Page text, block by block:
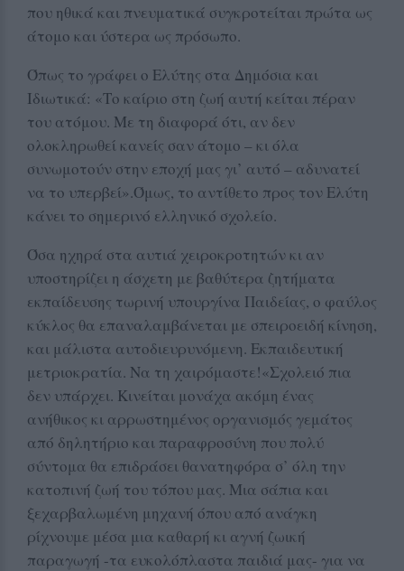
που ηθικά και πνευματικά συγκροτείται πρώτα ως
άτομο και ύστερα ως πρόσωπο.
Όπως το γράφει ο Ελύτης στα Δημόσια και
Ιδιωτικά: «Το καίριο στη ζωή αυτή κείται πέραν
του ατόμου. Με τη διαφορά ότι, αν δεν
ολοκληρωθεί κανείς σαν άτομο – κι όλα
συνωμοτούν στην εποχή μας γι’ αυτό – αδυνατεί
να το υπερβεί».Όμως, το αντίθετο προς τον Ελύτη
κάνει το σημερινό ελληνικό σχολείο.
Όσα ηχηρά στα αυτιά χειροκροτητών κι αν
υποστηρίζει η άσχετη με βαθύτερα ζητήματα
εκπαίδευσης τωρινή υπουργίνα Παιδείας, ο φαύλος
κύκλος θα επαναλαμβάνεται με σπειροειδή κίνηση,
και μάλιστα αυτοδιευρυνόμενη. Εκπαιδευτική
μετριοκρατία. Να τη χαιρόμαστε!«Σχολειό πια
δεν υπάρχει. Κινείται μονάχα ακόμη ένας
ανήθικος κι αρρωστημένος οργανισμός γεμάτος
από δηλητήριο και παραφροσύνη που πολύ
σύντομα θα επιδράσει θανατηφόρα σ’ όλη την
κατοπινή ζωή του τόπου μας. Μια σάπια και
ξεχαρβαλωμένη μηχανή όπου από ανάγκη
ρίχνουμε μέσα μια καθαρή κι αγνή ζωική
παραγωγή -τα ευκολόπλαστα παιδιά μας- για να